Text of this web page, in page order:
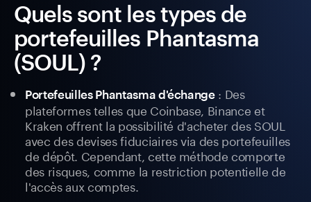
Quels sont les types de
portefeuilles Phantasma
(SOUL) ?
Portefeuilles Phantasma d'échange: Des
plateformes telles que Coinbase, Binance et
Kraken offrent la possibilité d'acheter des SOUL
avec des devises fiduciaires via des portefeuilles
de dépôt. Cependant, cette méthode comporte
des risques, comme la restriction potentielle de
l'accès aux comptes.